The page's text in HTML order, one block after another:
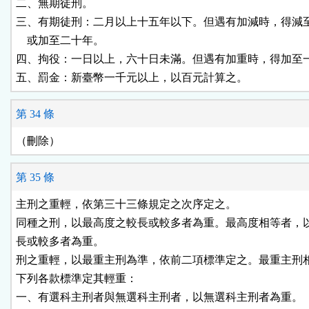
二、無期徒刑。
三、有期徒刑：二月以上十五年以下。但遇有加減時，得減
    或加至二十年。
四、拘役：一日以上，六十日未滿。但遇有加重時，得加至
五、罰金：新臺幣一千元以上，以百元計算之。
第 34 條
（刪除）
第 35 條
主刑之重輕，依第三十三條規定之次序定之。
同種之刑，以最高度之較長或較多者為重。最高度相等者，
長或較多者為重。
刑之重輕，以最重主刑為準，依前二項標準定之。最重主刑
下列各款標準定其輕重：
一、有選科主刑者與無選科主刑者，以無選科主刑者為重。